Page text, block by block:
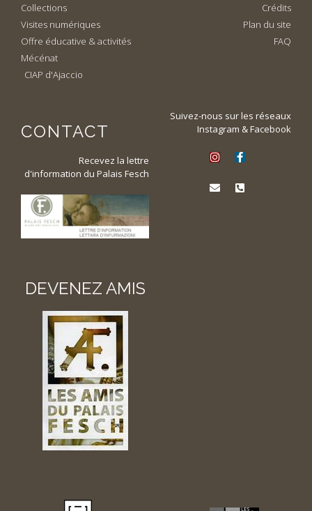
Collections
Visites numériques
Offre éducative & activités
Mécénat
CIAP d'Ajaccio
Crédits
Plan du site
FAQ
CONTACT
Recevez la lettre
d'information du Palais Fesch
Suivez-nous sur les réseaux
Instagram & Facebook
DEVENEZ AMIS